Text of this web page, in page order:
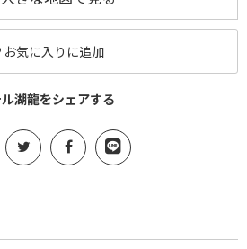
お気に入りに追加
湖龍をシェアする